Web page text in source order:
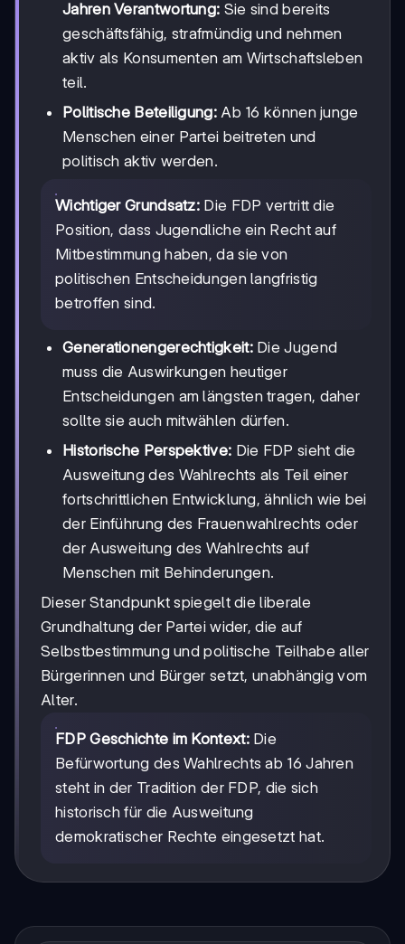
Jahren Verantwortung: Sie sind bereits
geschäftsfähig, strafmündig und nehmen
aktiv als Konsumenten am Wirtschaftsleben
teil.
Politische Beteiligung:Ab 16 können junge
Menschen einer Partei beitreten und
politisch aktiv werden.
Wichtiger Grundsatz: Die FDP vertritt die
Position, dass Jugendliche ein Recht auf
Mitbestimmung haben, da sie von
politischen Entscheidungen langfristig
betroffen sind.
Generationengerechtigkeit:Die Jugend
muss die Auswirkungen heutiger
Entscheidungen am längsten tragen, daher
sollte sie auch mitwählen dürfen.
Historische Perspektive: Die FDP sieht die
Ausweitung des Wahlrechts als Teil einer
fortschrittlichen Entwicklung, ähnlich wie bei
der Einführung des Frauenwahlrechts oder
der Ausweitung des Wahlrechts auf
Menschen mit Behinderungen.
Dieser Standpunkt spiegelt die liberale
Grundhaltung der Partei wider, die auf
Selbstbestimmung und politische Teilhabe aller
Bürgerinnen und Bürger setzt, unabhängig vom
Alter.
FDP Geschichte im Kontext:Die
Befürwortung des Wahlrechts ab 16 Jahren
steht in der Tradition der FDP, die sich
historisch für die Ausweitung
demokratischer Rechte eingesetzt hat.